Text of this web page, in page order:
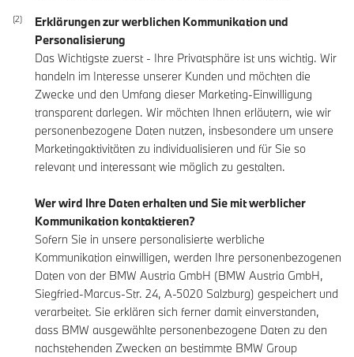
Erklärungen zur werblichen Kommunikation und
Personalisierung
Das Wichtigste zuerst - Ihre Privatsphäre ist uns wichtig. Wir
handeln im Interesse unserer Kunden und möchten die
Zwecke und den Umfang dieser Marketing-Einwilligung
transparent darlegen. Wir möchten Ihnen erläutern, wie wir
personenbezogene Daten nutzen, insbesondere um unsere
Marketingaktivitäten zu individualisieren und für Sie so
relevant und interessant wie möglich zu gestalten.
Wer wird Ihre Daten erhalten und Sie mit werblicher
Kommunikation kontaktieren?
Sofern Sie in unsere personalisierte werbliche
Kommunikation einwilligen, werden Ihre personenbezogenen
Daten von der BMW Austria GmbH (BMW Austria GmbH,
Siegfried-Marcus-Str. 24, A-5020 Salzburg) gespeichert und
verarbeitet. Sie erklären sich ferner damit einverstanden,
dass BMW ausgewählte personenbezogene Daten zu den
nachstehenden Zwecken an bestimmte BMW Group